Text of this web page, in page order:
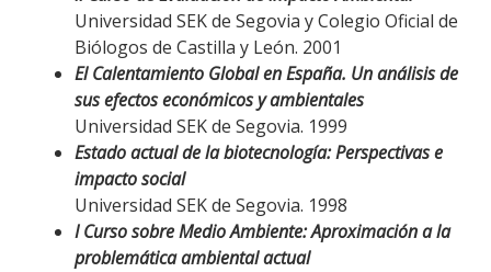
Universidad SEK de Segovia y Colegio Oficial de
Biólogos de Castilla y León. 2001
El Calentamiento Global en España. Un análisis de
sus efectos económicos y ambientales
Universidad SEK de Segovia. 1999
Estado actual de la biotecnología: Perspectivas e
impacto social
Universidad SEK de Segovia. 1998
I Curso sobre Medio Ambiente: Aproximación a la
problemática ambiental actual